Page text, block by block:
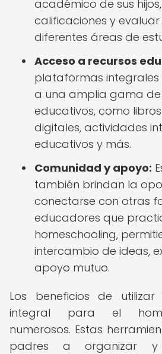
académico de sus
calificaciones y
diferentes áreas de
Acceso a recursos
plataformas
a una amplia gama de
educativos, como
digitales, actividades
educativos y más.
Comunidad y apoyo:
también brindan la
conectarse con otras
educadores que
homeschooling,
intercambio de ideas,
apoyo mutuo.
Los beneficios de
integral para el
numerosos. Estas
padres a organizar y